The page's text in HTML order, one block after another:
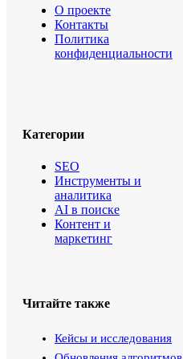
О проекте
Контакты
Политика
конфиденциальности
Категории
SEO
Инструменты и
аналитика
AI в поиске
Контент и
маркетинг
Читайте также
Кейсы и исследования